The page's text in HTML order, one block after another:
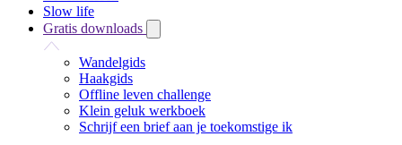
Slow life
Gratis downloads
Wandelgids
Haakgids
Offline leven challenge
Klein geluk werkboek
Schrijf een brief aan je toekomstige ik